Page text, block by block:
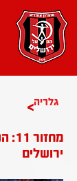
>גלריה
ירושלים